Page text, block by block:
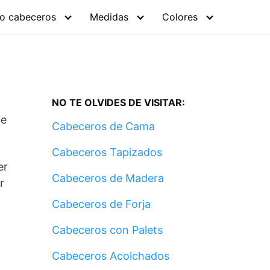
cabeceros Medidas Colores
NO TE OLVIDES DE VISITAR:
Cabeceros de Cama
Cabeceros Tapizados
Cabeceros de Madera
Cabeceros de Forja
Cabeceros con Palets
Cabeceros Acolchados